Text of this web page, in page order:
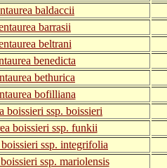
baldaccii
barrasii
beltrani
benedicta
bethurica
bofilliana
boissieri ssp. boissieri
boissieri ssp. funkii
ssp. integrifolia
ssp. mariolensis